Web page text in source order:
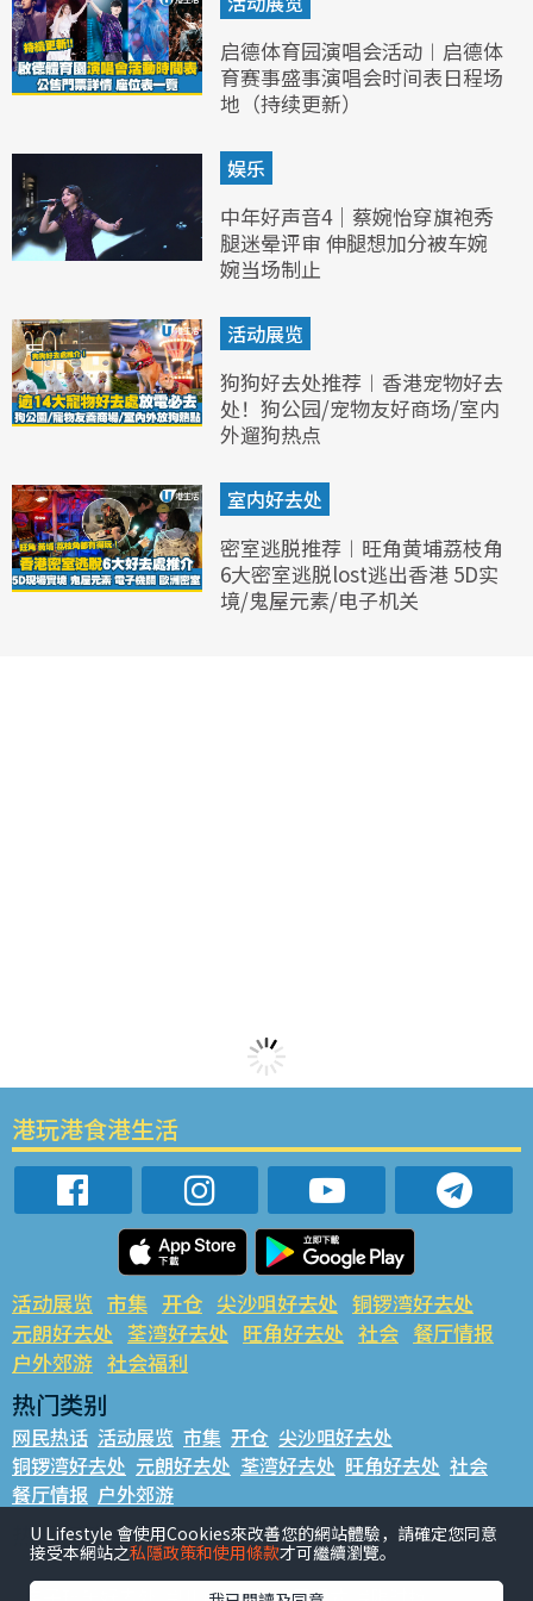
启德体育园演唱会活动︱启德体
育赛事盛事演唱会时间表日程场
地（持续更新）
娱乐
中年好声音4｜蔡婉怡穿旗袍秀
腿迷晕评审 伸腿想加分被车婉
婉当场制止
活动展览
狗狗好去处推荐︱香港宠物好去
处！狗公园/宠物友好商场/室内
外遛狗热点
室内好去处
密室逃脱推荐︱旺角黄埔荔枝角
6大密室逃脱lost逃出香港 5D实
境/鬼屋元素/电子机关
港玩港食港生活
活动展览 市集 开仓 尖沙咀好去处 铜锣湾好去处
元朗好去处 荃湾好去处 旺角好去处 社会 餐厅情报
户外郊游 社会福利
热门类别
网民热话 活动展览 市集 开仓 尖沙咀好去处
铜锣湾好去处 元朗好去处 荃湾好去处 旺角好去处 社会
餐厅情报 户外郊游
热门标签
#UGO揾好去处 #人气活动推介 #美食社群热话
U Lifestyle 會使用Cookies來改善您的網站體驗，請確定您同意
接受本網站之私隱政策和使用條款才可繼續瀏覽。